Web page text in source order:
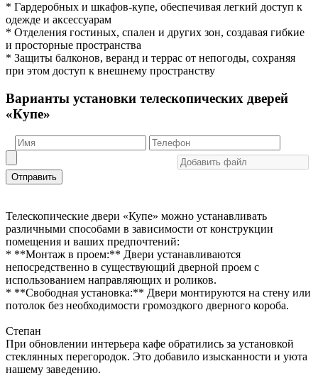
* Гардеробных и шкафов-купе, обеспечивая легкий доступ к
одежде и аксессуарам
* Отделения гостиных, спален и других зон, создавая гибкие
и просторные пространства
* Защиты балконов, веранд и террас от непогоды, сохраняя
при этом доступ к внешнему пространству
Варианты установки телескопических дверей
«Купе»
Отправить
Телескопические двери «Купе» можно устанавливать
различными способами в зависимости от конструкции
помещения и ваших предпочтений:
* **Монтаж в проем:** Двери устанавливаются
непосредственно в существующий дверной проем с
использованием направляющих и роликов.
* **Свободная установка:** Двери монтируются на стену или
потолок без необходимости громоздкого дверного короба.
Степан
При обновлении интерьера кафе обратились за установкой
стеклянных перегородок. Это добавило изысканности и уюта
нашему заведению.